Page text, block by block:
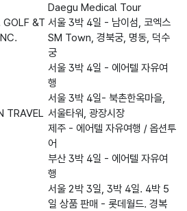
&T
Daegu Medical Tour
서울 3박 4일 - 남이섬, 코엑스
SM Town, 경북궁, 명동, 덕수
궁
TRAVEL
서울 3박 4일 - 에어텔 자유여
행
서울 3박 4일- 북촌한옥마을,
서울타워, 광장시장
제주 - 에어텔 자유여행 / 옵션투
어
부산 3박 4일 - 에어텔 자유여
행
서울 2박 3일, 3박 4일. 4박 5
일 상품 판매 - 롯데월드. 경복